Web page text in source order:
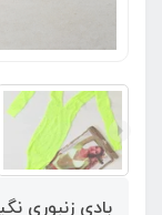
بادی زنبوری